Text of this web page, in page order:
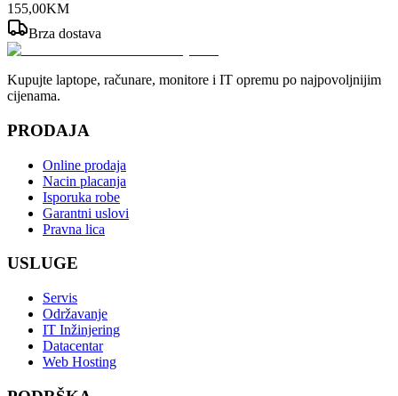
155,00KM
Brza dostava
Kupujte laptope, računare, monitore i IT opremu po najpovoljnijim
cijenama.
PRODAJA
Online prodaja
Nacin placanja
Isporuka robe
Garantni uslovi
Pravna lica
USLUGE
Servis
Održavanje
IT Inžinjering
Datacentar
Web Hosting